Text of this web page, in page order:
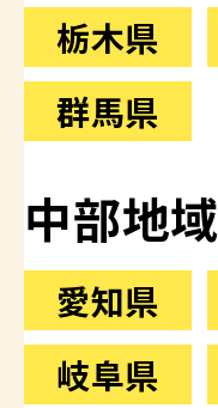
栃木県
群馬県
中部地域
愛知県
岐阜県